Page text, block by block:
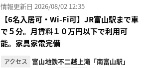
情報更新日 2026/08/02 12:35
【6名入居可・Wi-Fi可】JR富山駅まで車
で５分。月賃料１０万円以下で利用可
能。家具家電完備
アクセス 富山地鉄不二越上滝「南富山駅」